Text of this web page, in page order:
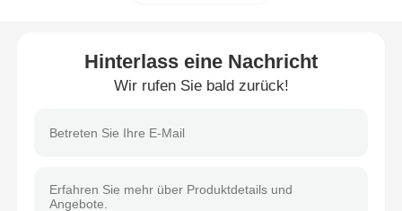
Hinterlass eine Nachricht
Wir rufen Sie bald zurück!